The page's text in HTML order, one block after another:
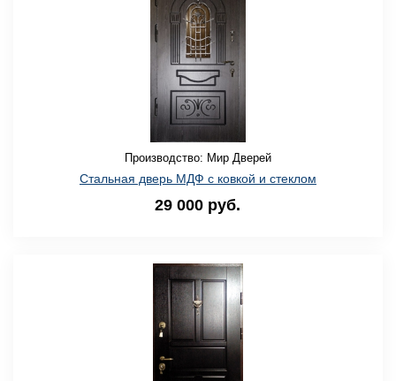
Производство: Мир Дверей
Стальная дверь МДФ с ковкой и стеклом
29 000 руб.